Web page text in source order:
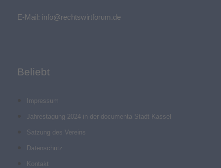
E-Mail: info@rechtswirtforum.de
Beliebt
Impressum
Jahrestagung 2024 in der documenta-Stadt Kassel
Satzung des Vereins
Datenschutz
Kontakt